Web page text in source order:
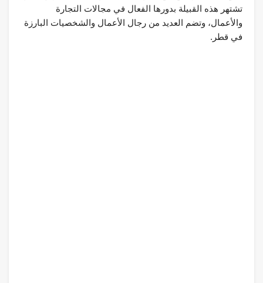
تشتهر هذه القبيلة بدورها الفعال في مجالات التجارة
والأعمال، وتضم العديد من رجال الأعمال والشخصيات البارزة
في قطر.